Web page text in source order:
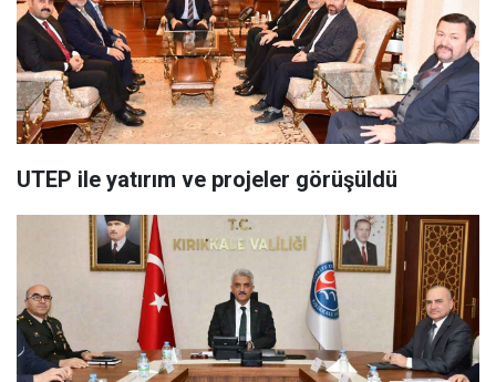
UTEP ile yatırım ve projeler görüşüldü